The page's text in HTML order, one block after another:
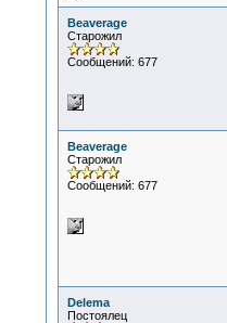
Beaverage
Старожил
Сообщений: 677
Beaverage
Старожил
Сообщений: 677
Delema
Постоялец